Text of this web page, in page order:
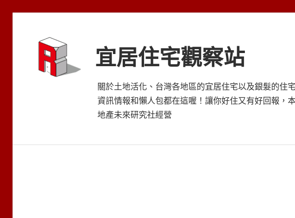
宜居住宅觀察站
關於土地活化、台灣各地區的宜居住宅以及銀髮的住
資訊情報和懶人包都在這喔！讓你好住又有好回報，
地產未來研究社經營